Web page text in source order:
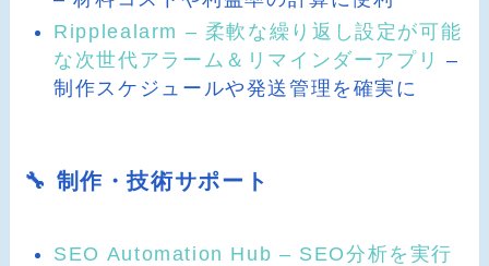
Ripplealarm – 柔軟な繰り返し設定が可能
な次世代アラーム＆リマインダーアプリ –
制作スケジュールや発送管理を確実に
🔧 制作・技術サポート
SEO Automation Hub – SEO分析を実行